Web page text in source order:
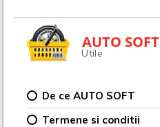
AUTO SOFT
Utile
De ce AUTO SOFT
Termene si conditii